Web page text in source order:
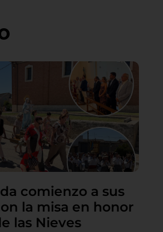
comienzo a sus
la misa en honor
las Nieves